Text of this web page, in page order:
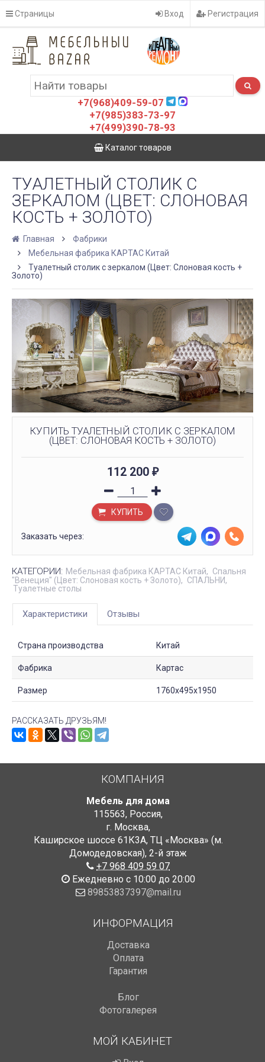
Страницы Вход Регистрация
+7(968)409-59-07
+7(985)383-73-97
+7(499)390-78-93
Каталог товаров
ТУАЛЕТНЫЙ СТОЛИК С
ЗЕРКАЛОМ (ЦВЕТ: СЛОНОВАЯ
КОСТЬ + ЗОЛОТО)
Главная
Фабрики
Мебельная фабрика КАРТАС Китай
Туалетный столик с зеркалом (Цвет: Слоновая кость +
Золото)
КУПИТЬ ТУАЛЕТНЫЙ СТОЛИК С ЗЕРКАЛОМ
(ЦВЕТ: СЛОНОВАЯ КОСТЬ + ЗОЛОТО)
112 200 ₽
КУПИТЬ
Заказать через:
КАТЕГОРИИ: Мебельная фабрика КАРТАС Китай
Спальня
"Венеция" (Цвет: Слоновая кость + Золото)
СПАЛЬНИ
Туалетные столы
Характеристики Отзывы
Страна производства Китай
Фабрика Картас
Размер 1760х495х1950
РАССКАЗАТЬ ДРУЗЬЯМ!
КОМПАНИЯ
Мебель для дома
115563, Россия,
г. Москва,
Каширское шоссе 61К3А, ТЦ «Москва» (м.
Домодедовская), 2-й этаж
+7 968 409 59 07
Ежедневно с 10:00 до 20:00
89853837397@mail.ru
ИНФОРМАЦИЯ
Доставка
Оплата
Гарантия
Блог
Фотогалерея
МОЙ КАБИНЕТ